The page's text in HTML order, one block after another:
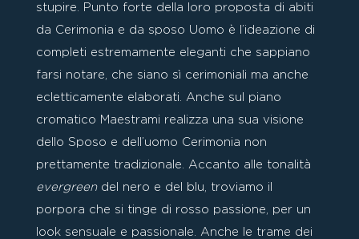
stupire. Punto forte della loro proposta di abiti
da Cerimonia e da sposo Uomo è l’ideazione di
completi estremamente eleganti che sappiano
farsi notare, che siano sì cerimoniali ma anche
ecletticamente elaborati. Anche sul piano
cromatico Maestrami realizza una sua visione
dello Sposo e dell’uomo Cerimonia non
prettamente tradizionale. Accanto alle tonalità
evergreen del nero e del blu, troviamo il
porpora che si tinge di rosso passione, per un
look sensuale e passionale. Anche le trame dei